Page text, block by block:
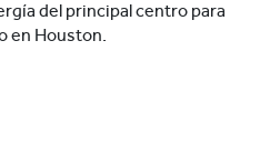
del principal centro para
en Houston.